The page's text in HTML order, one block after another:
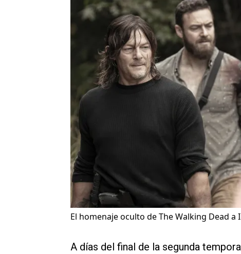
El homenaje oculto de The Walking Dead a
A días del final de la segunda